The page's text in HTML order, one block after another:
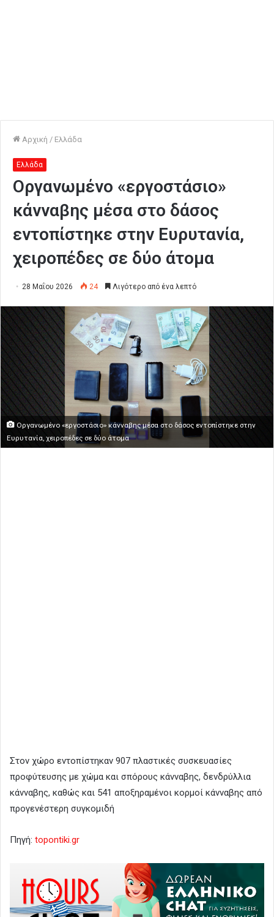
Αρχική / Ελλάδα
Ελλάδα
Οργανωμένο «εργοστάσιο»
κάνναβης μέσα στο δάσος
εντοπίστηκε στην Ευρυτανία,
χειροπέδες σε δύο άτομα
28 Μαΐου 2026 24 Λιγότερο από ένα λεπτό
Οργανωμένο «εργοστάσιο» κάνναβης μέσα στο δάσος εντοπίστηκε στην
Ευρυτανία, χειροπέδες σε δύο άτομα
Στον χώρο εντοπίστηκαν 907 πλαστικές συσκευασίες
προφύτευσης με χώμα και σπόρους κάνναβης, δενδρύλλια
κάνναβης, καθώς και 541 αποξηραμένοι κορμοί κάνναβης από
προγενέστερη συγκομιδή
Πηγή: topontiki.gr